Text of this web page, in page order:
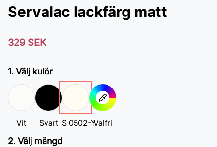
Servalac lackfärg matt
329 SEK
1. Välj kulör
Vit Svart S 0502-YValfri
2. Välj mängd